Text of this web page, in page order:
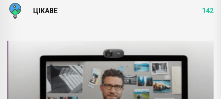
ЦІКАВЕ 142